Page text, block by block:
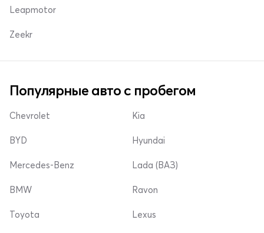
Leapmotor
Zeekr
Популярные авто с пробегом
Chevrolet
BYD
Mercedes-Benz
Kia
Hyundai
Lada (ВАЗ)
BMW
Toyota
Ravon
Lexus